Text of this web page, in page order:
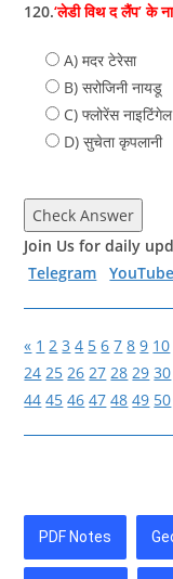
120.‘लेडी विथ द लैंप’ के
A) मदर टेरेसा
B) सरोजिनी नायडू
C) फ्लोरेंस नाइटिंगेल
D) सुचेता कृपलानी
Check Answer
Join Us for daily
Telegram
YouTube
« 1 2 3 4 5 6 7 8 9 10
24 25 26 27 28 29 30
44 45 46 47 48 49 50
PDF Notes